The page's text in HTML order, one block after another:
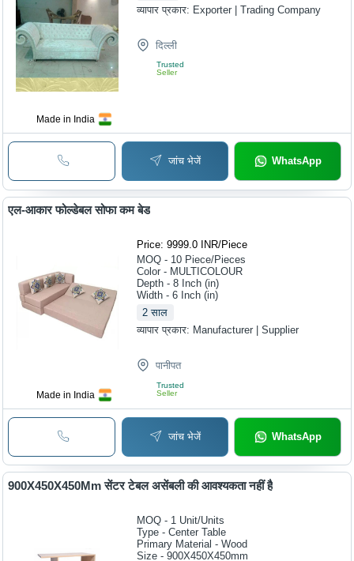
Made in India
व्यापार प्रकार: Exporter | Trading Company
दिल्ली
Trusted
Seller
जांच भेजें WhatsApp
Made in India
एल-आकार फोल्डेबल सोफा कम बेड
Price: 9999.0 INR/Piece
MOQ - 10 Piece/Pieces
Color - MULTICOLOUR
Depth - 8 Inch (in)
Width - 6 Inch (in)
2 साल
व्यापार प्रकार: Manufacturer | Supplier
पानीपत
Trusted
Seller
जांच भेजें WhatsApp
900X450X450Mm सेंटर टेबल असेंबली की आवश्यकता नहीं है
MOQ - 1 Unit/Units
Type - Center Table
Primary Material - Wood
Size - 900X450X450mm